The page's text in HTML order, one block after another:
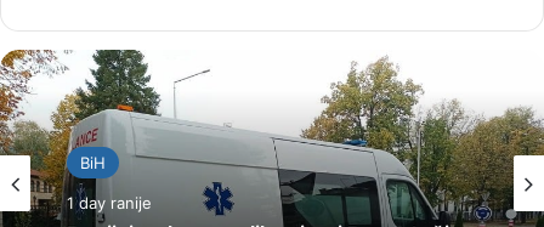
BiH
1 day ranije